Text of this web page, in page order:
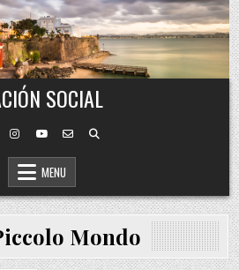
SOCIAL
MENU
Mondo